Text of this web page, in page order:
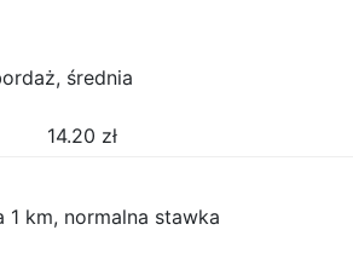
średnia
14.20 zł
1 km, normalna stawka